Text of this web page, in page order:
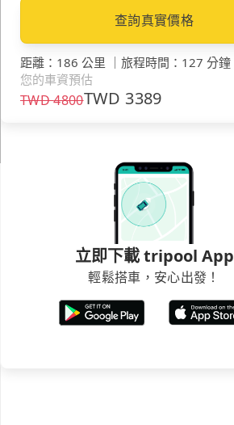
查詢真實價格
距離 ： 186 公里 ｜ 旅程時間 ： 127 分鐘
您的車資預估
TWD4800TWD 3389
立即下載 tripool App
輕鬆搭車，安心出發！